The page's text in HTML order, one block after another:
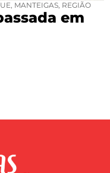
, MANTEIGAS, REGIÃO
em